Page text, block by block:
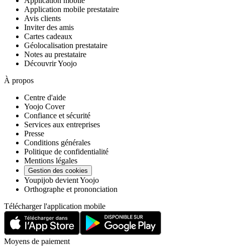
Application mobile prestataire
Avis clients
Inviter des amis
Cartes cadeaux
Géolocalisation prestataire
Notes au prestataire
Découvrir Yoojo
À propos
Centre d'aide
Yoojo Cover
Confiance et sécurité
Services aux entreprises
Presse
Conditions générales
Politique de confidentialité
Mentions légales
Gestion des cookies
Youpijob devient Yoojo
Orthographe et prononciation
Télécharger l'application mobile
Moyens de paiement